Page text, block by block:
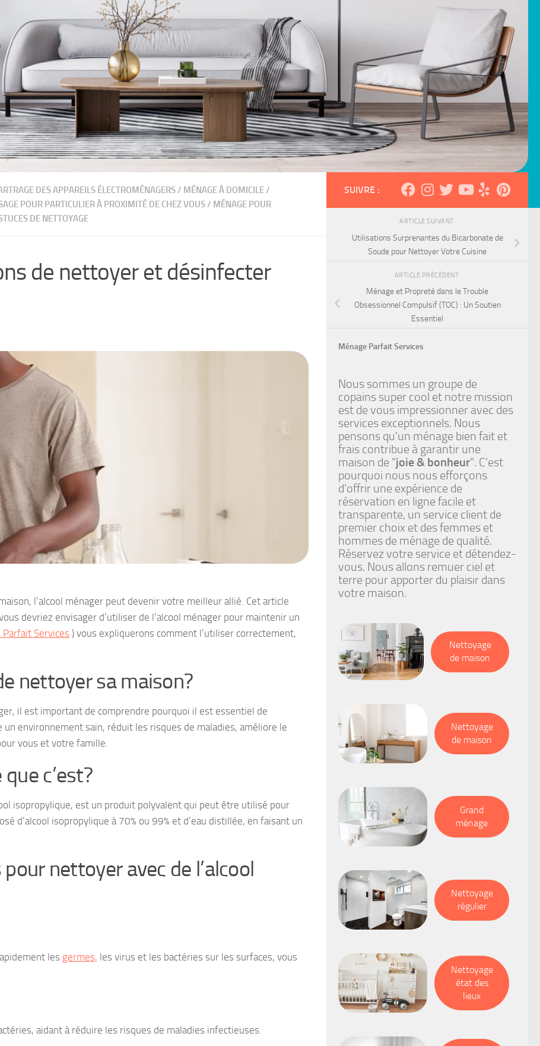
DES APPAREILS ÉLECTROMÉNAGERS/ MÉNAGE À DOMICILE/
POUR PARTICULIER À PROXIMITÉ DE CHEZ VOUS/ MÉNAGE POUR
DE NETTOYAGE
de nettoyer et désinfecter
l’alcool ménager peut devenir votre meilleur allié. Cet article
devriez envisager d’utiliser de l’alcool ménager pour maintenir un
Parfait Services ) vous expliquerons comment l’utiliser correctement,
nettoyer sa maison?
il est important de comprendre pourquoi il est essentiel de
environnement sain, réduit les risques de maladies, améliore le
vous et votre famille.
c’est?
isopropylique, est un produit polyvalent qui peut être utilisé pour
d’alcool isopropylique à 70% ou 99% et d’eau distillée, en faisant un
nettoyer avec de l’alcool
les germes, les virus et les bactéries sur les surfaces, vous
aidant à réduire les risques de maladies infectieuses.
SUIVRE :
ARTICLE SUIVANT
Utilisations Surprenantes du Bicarbonate de
Soude pour Nettoyer Votre Cuisine
ARTICLE PRÉCÉDENT
Ménage et Propreté dans le Trouble
Obsessionnel Compulsif (TOC) : Un Soutien
Essentiel
Ménage Parfait Services
Nous sommes un groupe de
copains super cool et notre mission
est de vous impressionner avec des
services exceptionnels. Nous
pensons qu'un ménage bien fait et
frais contribue à garantir une
maison de "joie & bonheur". C'est
pourquoi nous nous efforçons
d'offrir une expérience de
réservation en ligne facile et
transparente, un service client de
premier choix et des femmes et
hommes de ménage de qualité.
Réservez votre service et détendez-
vous. Nous allons remuer ciel et
terre pour apporter du plaisir dans
votre maison.
Nettoyage
de maison
Nettoyage
de maison
Grand
ménage
Nettoyage
régulier
Nettoyage
état des
lieux